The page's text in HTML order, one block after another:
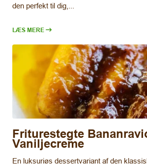
den perfekt til dig,...
LÆS MERE
Friturestegte
Vaniljecreme
En luksuriøs dessertvariant af den